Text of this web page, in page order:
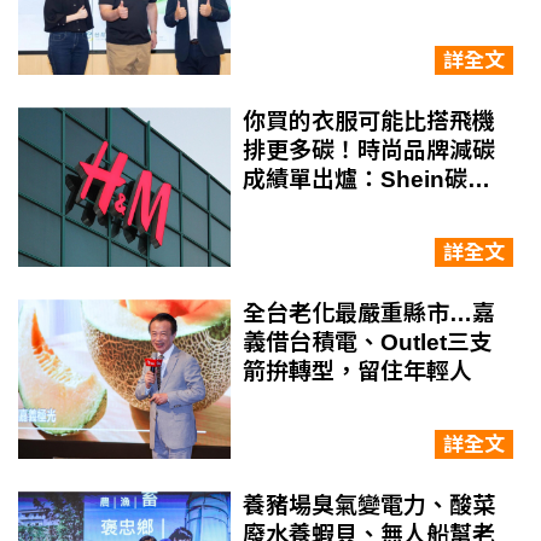
詳全文
你買的衣服可能比搭飛機
排更多碳！時尚品牌減碳
成績單出爐：Shein碳排
詳全文
全台老化最嚴重縣市…嘉
義借台積電、Outlet三支
箭拚轉型，留住年輕人
詳全文
養豬場臭氣變電力、酸菜
廢水養蝦貝、無人船幫老